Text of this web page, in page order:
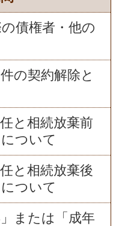
債権者・他の
の契約解除と
と相続放棄前
ついて
と相続放棄後
ついて
または「成年